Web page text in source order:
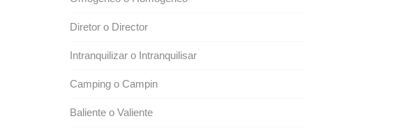
Diretor o Director
Intranquilizar o Intranquilisar
Camping o Campin
Baliente o Valiente